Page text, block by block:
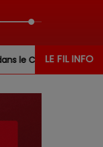
LE FIL INFO
au-dessus de l'eau